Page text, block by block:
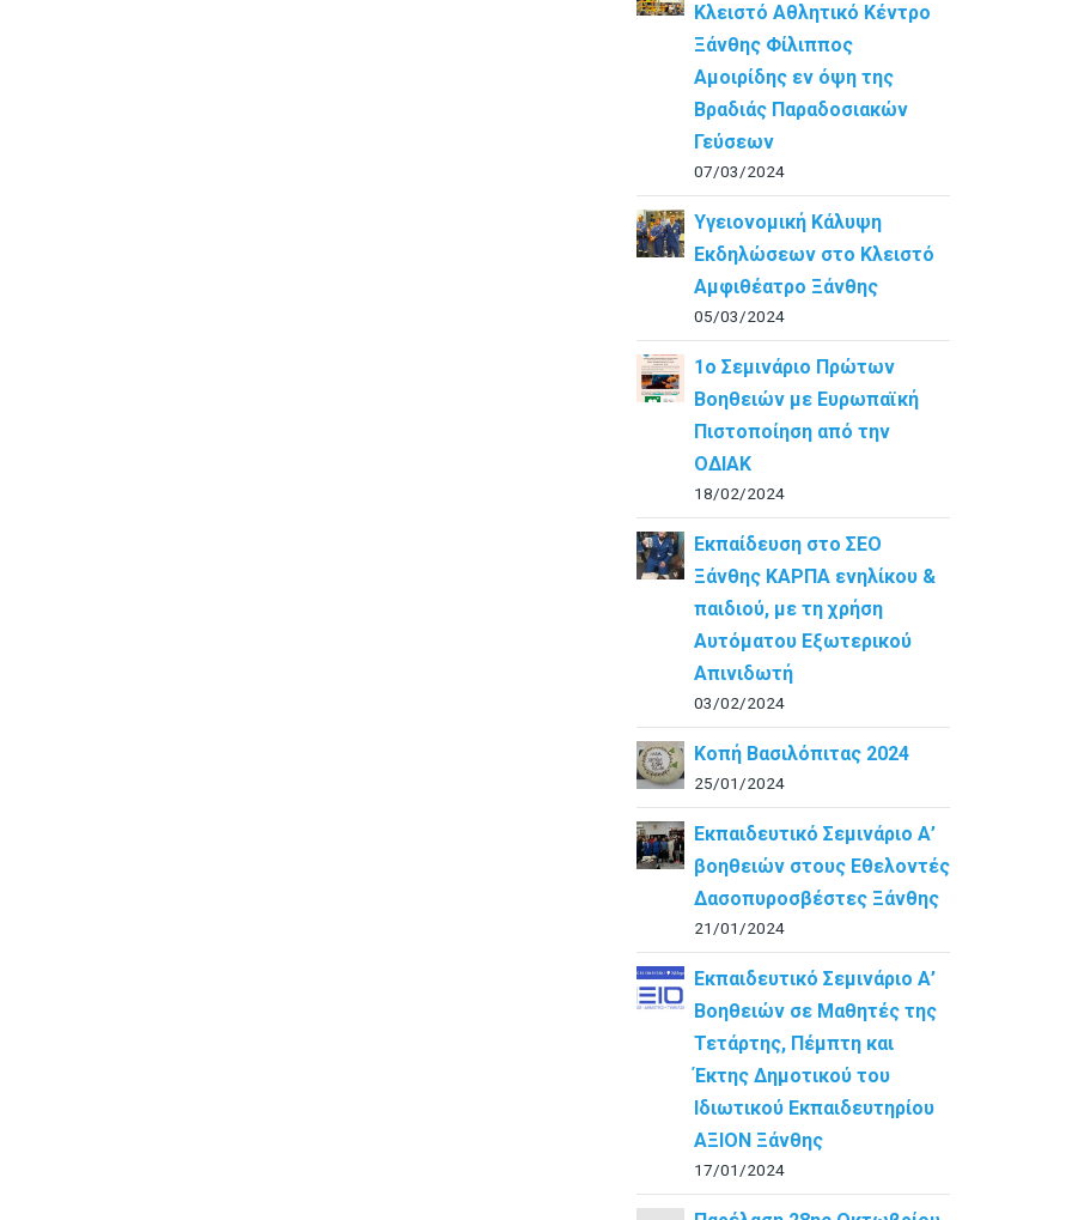
Κλειστό Αθλητικό Κέντρο
Ξάνθης Φίλιππος
Αμοιρίδης εν όψη της
Βραδιάς Παραδοσιακών
Γεύσεων
07/03/2024
Υγειονομική Κάλυψη
Εκδηλώσεων στο Κλειστό
Αμφιθέατρο Ξάνθης
05/03/2024
1ο Σεμινάριο Πρώτων
Βοηθειών με Ευρωπαϊκή
Πιστοποίηση από την
ΟΔΙΑΚ
18/02/2024
Εκπαίδευση στο ΣΕΟ
Ξάνθης ΚΑΡΠΑ ενηλίκου &
παιδιού, με τη χρήση
Αυτόματου Εξωτερικού
Απινιδωτή
03/02/2024
Κοπή Βασιλόπιτας 2024
25/01/2024
Εκπαιδευτικό Σεμινάριο Α’
βοηθειών στους Εθελοντές
Δασοπυροσβέστες Ξάνθης
21/01/2024
Εκπαιδευτικό Σεμινάριο Α’
Βοηθειών σε Μαθητές της
Τετάρτης, Πέμπτη και
Έκτης Δημοτικού του
Ιδιωτικού Εκπαιδευτηρίου
ΑΞΙΟΝ Ξάνθης
17/01/2024